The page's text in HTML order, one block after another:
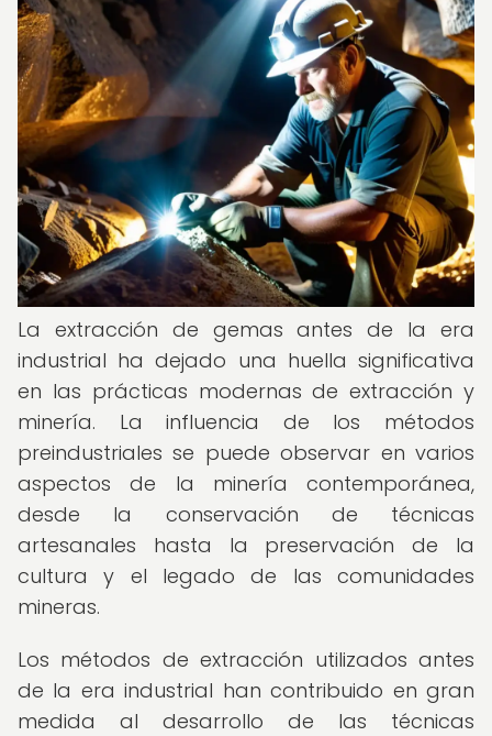
La extracción de gemas antes de la era
industrial ha dejado una huella significativa
en las prácticas modernas de extracción y
minería. La influencia de los métodos
preindustriales se puede observar en varios
aspectos de la minería contemporánea,
desde la conservación de técnicas
artesanales hasta la preservación de la
cultura y el legado de las comunidades
mineras.
Los métodos de extracción utilizados antes
de la era industrial han contribuido en gran
medida al desarrollo de las técnicas